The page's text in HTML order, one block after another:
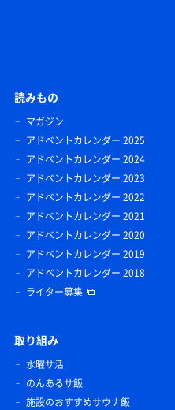
読みもの
マガジン
アドベントカレンダー 2025
アドベントカレンダー 2024
アドベントカレンダー 2023
アドベントカレンダー 2022
アドベントカレンダー 2021
アドベントカレンダー 2020
アドベントカレンダー 2019
アドベントカレンダー 2018
ライター募集
取り組み
水曜サ活
のんあるサ飯
施設のおすすめサウナ飯